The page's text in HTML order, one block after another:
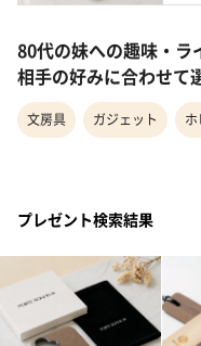
80代の妹への趣味・ラ
相手の好みに合わせて
文房具 ガジェット
プレゼント検索結果